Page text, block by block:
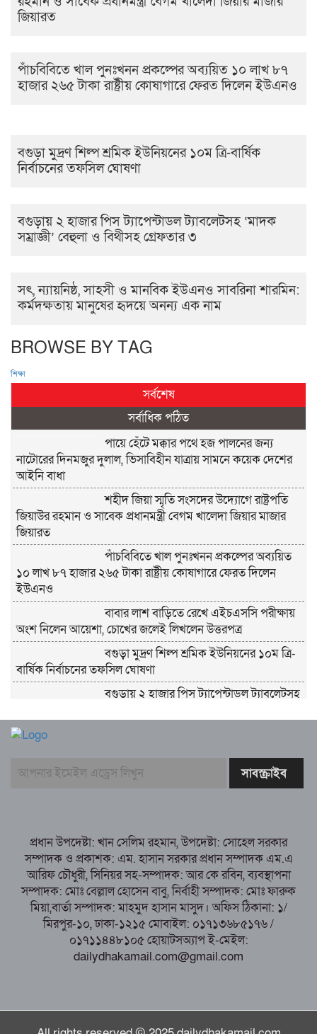
জিয়ারত
পাঁচবিবিতে খাল পুনঃখনন প্রকল্পের অব্যয়িত ১০ লাখ ৮৭
হাজার ২৬৫ টাকা রাষ্ট্রীয় কোষাগারে ফেরত দিলেন ইউএনও
বগুড়া মুদ্রণ শিল্প শ্রমিক ইউনিয়নের ১০ম ত্রি-বার্ষিক
নির্বাচনের তফসিল ঘোষণা
বগুড়ায় ২ হাজার পিস ট্যাপেন্টাডল ট্যাবলেটসহ ‘মাদক
সম্রাজ্ঞী’ বেহুলা ও বিথীসহ গ্রেফতার ৩
সৎ, ন্যায়নিষ্ঠ, সাহসী ও মানবিক ইউএনও সাবরিনা শারমিন:
কর্মদক্ষতায় মানুষের হৃদয়ে অনন্য এক নাম
BROWSE BY TAG
শিক্ষা
সর্বশেষ
সর্বাধিক পঠিত
পায়ে হেঁটে মক্কার পথে হজ পালনের জন্য
নাটোরের দিনমজুর দুলাল, ভিসাবিহীন যাত্রায় সামনে কয়েক দেশের
আইনি বাধা
শহীদ জিয়া স্মৃতি সংসদের উদ্যোগে রাষ্ট্রপতি
জিয়াউর রহমান ও সাবেক প্রধানমন্ত্রী বেগম খালেদা জিয়ার মাজার
জিয়ারত
পাঁচবিবিতে খাল পুনঃখনন প্রকল্পের অব্যয়িত
১০ লাখ ৮৭ হাজার ২৬৫ টাকা রাষ্ট্রীয় কোষাগারে ফেরত দিলেন
ইউএনও
বাবার লাশ বাড়িতে রেখে এইচএসসি পরীক্ষায়
অংশ নিলেন আয়েশা, চোখের জলেই লিখলেন উত্তরপত্র
বগুড়া মুদ্রণ শিল্প শ্রমিক ইউনিয়নের ১০ম ত্রি-
বার্ষিক নির্বাচনের তফসিল ঘোষণা
বগুড়ায় ২ হাজার পিস ট্যাপেন্টাডল ট্যাবলেটসহ
নরসিংদীর শিবপুরে তিনটি গরুকে বিষ খাইয়ে
সামলাচ্ছেন একাধিক গুরুত্বপূর্ণ দায়িত্ব, প্রশংসায় মুখর এলাকাবাসী
বগুড়া মুদ্রণ শিল্প শ্রমিক ইউনিয়নের নির্বাচন
পরিচালনা কমিটির প্রস্তুতি সভা অনুষ্ঠিত
প্রধান উপদেষ্টা: খান সেলিম রহমান, উপদেষ্টা: সোহেল সরকার
সম্পাদক ও প্রকাশক: এম. হাসান সরকার প্রধান সম্পাদক এম.এ
আরিফ চৌধুরী, সিনিয়র সহ-সম্পাদক: আর কে রবিন, ব্যবস্থাপনা
সম্পাদক: মোঃ বেল্লাল হোসেন বাবু, নির্বাহী সম্পাদক: মোঃ ফারুক
মিয়া,বার্তা সম্পাদক: মাহমুদ হাসান মাসুদ। অফিস ঠিকানা: ১/
মিরপুর-১০, ঢাকা-১২১৫ মোবাইল: ০১৭১৩৬৮৫১৭৬ /
০১৭১১৪৪৮১০৫ হোয়াটসঅ্যাপ ই-মেইল:
dailydhakamail.com@gmail.com